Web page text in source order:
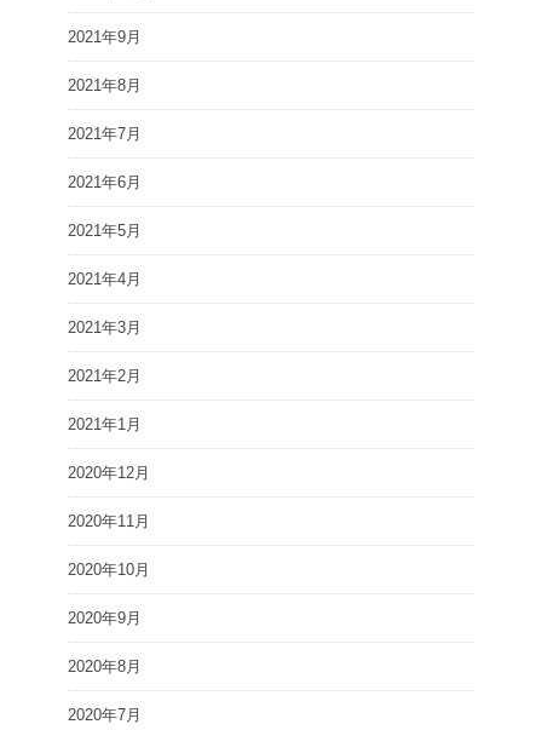
2021年9月
2021年8月
2021年7月
2021年6月
2021年5月
2021年4月
2021年3月
2021年2月
2021年1月
2020年12月
2020年11月
2020年10月
2020年9月
2020年8月
2020年7月